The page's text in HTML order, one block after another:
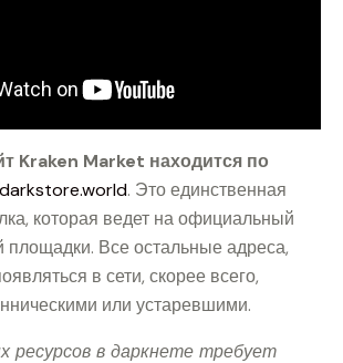
Kraken Market находится по
. Это единственная
которая ведет на официальный
площадки. Все остальные адреса,
в сети, скорее всего,
или устаревшими.
ресурсов в даркнете требует